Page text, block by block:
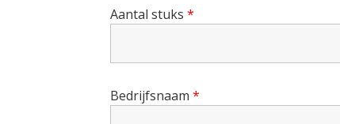
Aantal stuks*
Bedrijfsnaam*